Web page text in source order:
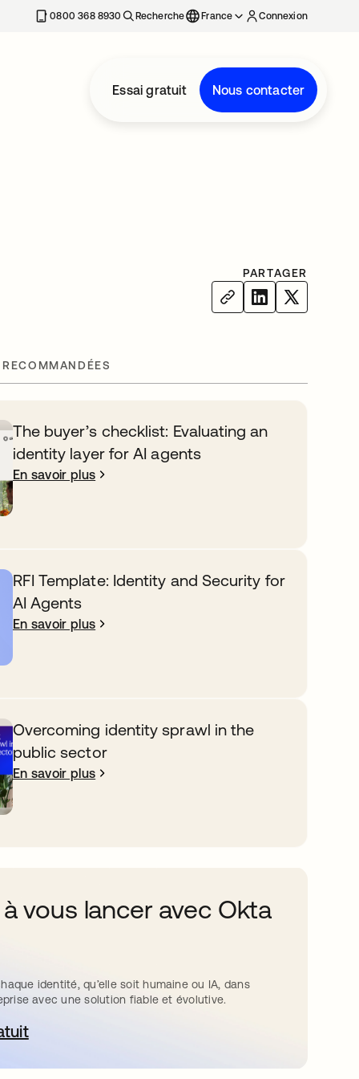
0800 368 8930 Recherche France Connexion
Essai gratuit Nous contacter
PARTAGER
The buyer’s checklist: Evaluating an
identity layer for AI agents
En savoir plus
RFI Template: Identity and Security for
AI Agents
En savoir plus
Overcoming identity sprawl in the
public sector
En savoir plus
vous lancer avec Okta
identité, qu’elle soit humaine ou IA, dans
avec une solution fiable et évolutive.
dans un nouvel onglet